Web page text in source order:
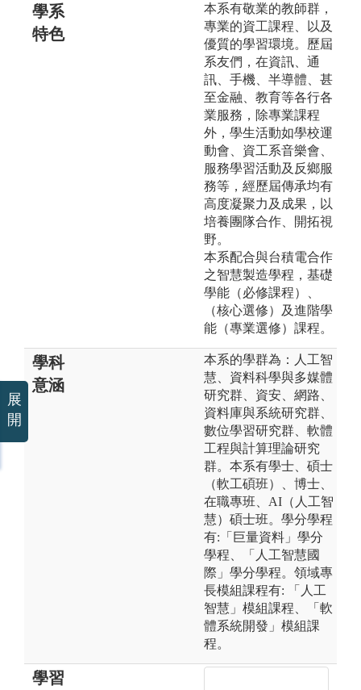
學系
特色
本系有敬業的教師群，
專業的資工課程、以及
優質的學習環境。歷屆
系友們，在資訊、通
訊、手機、半導體、甚
至金融、教育等各行各
業服務，除專業課程
外，學生活動如學校運
動會、資工系音樂會、
服務學習活動及反鄉服
務等，經歷屆傳承均有
高度凝聚力及成果，以
培養團隊合作、開拓視
野。
本系配合與台積電合作
之智慧製造學程，基礎
學能（必修課程）、
（核心選修）及進階學
能（專業選修）課程。
學科
意涵
本系的學群為：人工智
慧、資料科學與多媒體
研究群、資安、網路、
資料庫與系統研究群、
數位學習研究群、軟體
工程與計算理論研究
群。本系有學士、碩士
（軟工碩班）、博士、
在職專班、AI（人工智
慧）碩士班。學分學程
有:「巨量資料」學分
學程、「人工智慧國
際」學分學程。領域專
長模組課程有: 「人工
智慧」模組課程、「軟
體系統開發」模組課
程。
學習
展
開